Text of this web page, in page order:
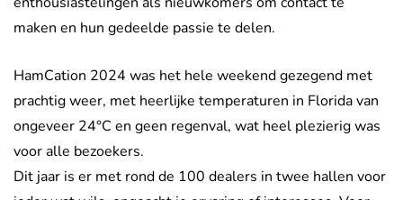
maken en hun gedeelde passie te delen.
HamCation 2024 was het hele weekend gezegend met
prachtig weer, met heerlijke temperaturen in Florida van
ongeveer 24°C en geen regenval, wat heel plezierig was
voor alle bezoekers.
Dit jaar is er met rond de 100 dealers in twee hallen voor